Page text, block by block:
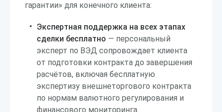
гарантии» для конечного клиента:
Экспертная поддержка на всех этапах
сделки бесплатно — персональный
эксперт по ВЭД сопровождает клиента
от подготовки контракта до завершения
расчётов, включая бесплатную
экспертизу внешнеторгового контракта
по нормам валютного регулирования и
финансового мониторинга